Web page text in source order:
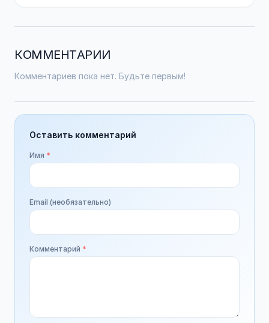
КОММЕНТАРИИ
Комментариев пока нет. Будьте первым!
Оставить комментарий
Имя *
Email (необязательно)
Комментарий *